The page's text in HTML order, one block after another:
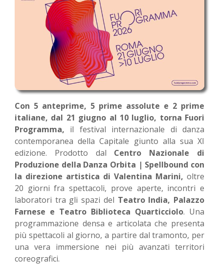
Con 5 anteprime, 5 prime assolute e 2 prime
italiane, dal 21 giugno al 10 luglio, torna Fuori
Programma, il festival internazionale di danza
contemporanea della Capitale giunto alla sua XI
edizione. Prodotto dal Centro Nazionale di
Produzione della Danza Orbita | Spellbound con
la direzione artistica di Valentina Marini, oltre
20 giorni fra spettacoli, prove aperte, incontri e
laboratori tra gli spazi del Teatro India, Palazzo
Farnese e Teatro Biblioteca Quarticciolo. Una
programmazione densa e articolata che presenta
più spettacoli al giorno, a partire dal tramonto, per
una vera immersione nei più avanzati territori
coreografici.